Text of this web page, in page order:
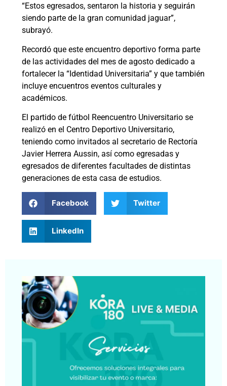
“Estos egresados, sentaron la historia y seguirán
siendo parte de la gran comunidad jaguar”,
subrayó.
Recordó que este encuentro deportivo forma parte
de las actividades del mes de agosto dedicado a
fortalecer la “Identidad Universitaria” y que también
incluye encuentros eventos culturales y
académicos.
El partido de fútbol Reencuentro Universitario se
realizó en el Centro Deportivo Universitario,
teniendo como invitados al secretario de Rectoría
Javier Herrera Aussin, así como egresadas y
egresados de diferentes facultades de distintas
generaciones de esta casa de estudios.
Facebook Twitter
LinkedIn